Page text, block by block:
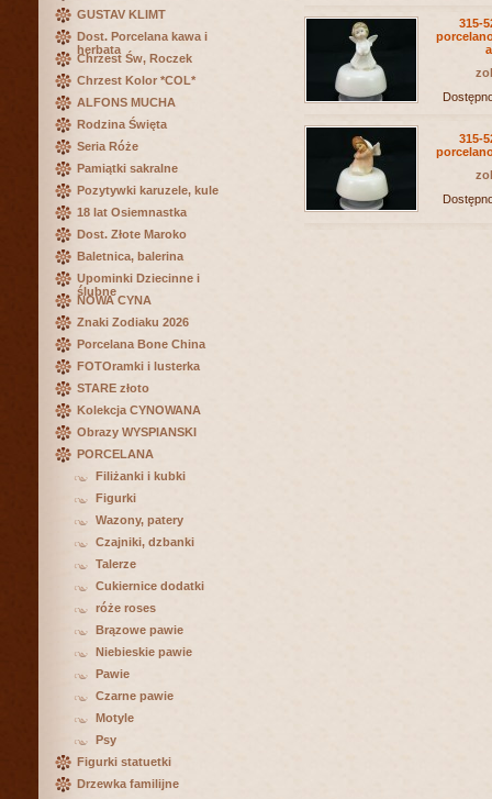
GUSTAV KLIMT
Dost. Porcelana kawa i
herbata
Chrzest Św, Roczek
Chrzest Kolor *COL*
ALFONS MUCHA
Rodzina Święta
Seria Róże
Pamiątki sakralne
Pozytywki karuzele, kule
18 lat Osiemnastka
Dost. Złote Maroko
Baletnica, balerina
Upominki Dziecinne i
ślubne
NOWA CYNA
Znaki Zodiaku 2026
Porcelana Bone China
FOTOramki i lusterka
STARE złoto
Kolekcja CYNOWANA
Obrazy WYSPIANSKI
PORCELANA
Filiżanki i kubki
Figurki
Wazony, patery
Czajniki, dzbanki
Talerze
Cukiernice dodatki
róże roses
Brązowe pawie
Niebieskie pawie
Pawie
Czarne pawie
Motyle
Psy
Figurki statuetki
Drzewka familijne
315-
315-